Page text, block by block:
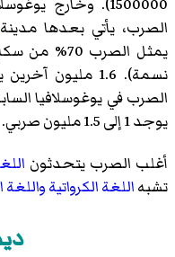
1500000). وخارج يوغوسلافيا، يوجد في
الصرب، يأتي بعدها مدينة
يمثل الصرب 70% من سكان
نسمة). 1.6 مليون آخرين يعيشون في دول
يوجد 1 إلى 1.5 مليون صربي.
أغلب الصرب يتحدثون
تشبهاللغة الكرواتيةواللغة